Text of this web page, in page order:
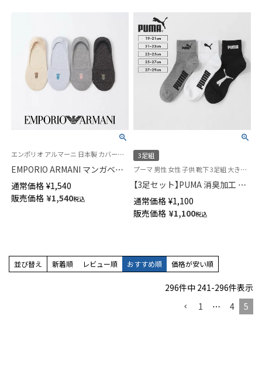
エンポリオ アルマーニ 日本製 カバーソックス 靴下 女性 婦人
EMPORIO ARMANI マンガベア
ラメ 浅履き フットカバー ソッ
クス かかと滑り止め付き レデ
ィース 03447204
通常価格 ¥1,540
販売価格 ¥1,540税込
3足組
プーマ 男性 女性 子供 靴下 3足組 大きいサイズ 小さいサイズ
【3足セット】PUMA 消臭加工 つ
ま先かかと補強 アーチサポート
異柄ロゴ ショート丈 スポーツ
ソックス メンズ レディース キ
通常価格 ¥1,100
販売価格 ¥1,100税込
並び替え 新着順 レビュー順 おすすめ順 価格が安い順
296件中 241-296件表示
1
… 4 5